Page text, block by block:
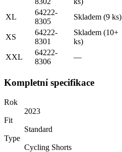
XL
64222-
8305
Skladem (9 ks)
XS
64222-
8301
Skladem (10+
ks)
XXL
64222-
8306
—
Kompletní specifikace
Rok
2023
Fit
Standard
Type
Cycling Shorts